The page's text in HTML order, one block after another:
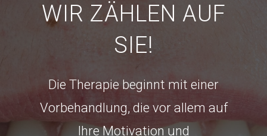
WIR ZÄHLEN AUF
SIE!
Die Therapie beginnt mit einer
Vorbehandlung, die vor allem auf
Ihre Motivation und